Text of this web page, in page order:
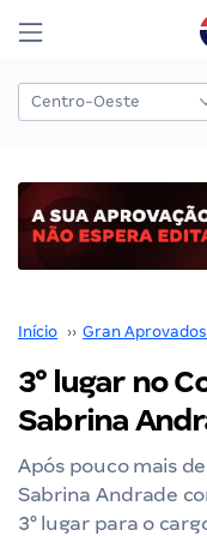
Início ›› Gran Aprovados
3° lugar no
Sabrina
Após pouco mais
Sabrina Andrade
3° lugar para o